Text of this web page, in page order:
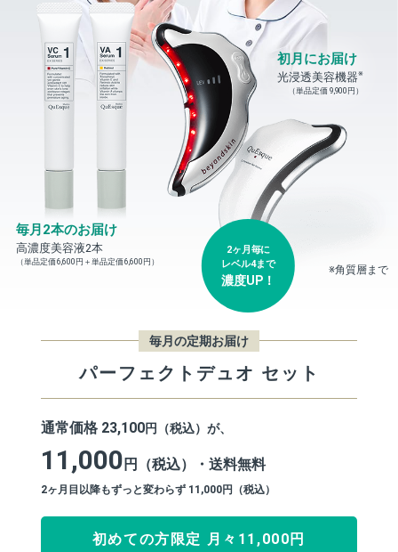
初月にお届け
光浸透美容機器※
（単品定価 9,900円）
2ヶ月毎に
レベル4まで
濃度UP！
毎月2本のお届け
高濃度美容液2本
（単品定価 6,600円＋単品定価 6,600円）
※角質層まで
毎月の定期お届け
パーフェクトデュオ セット
通常価格 23,100円（税込）が、
11,000 円（税込）・送料無料
2ヶ月目以降もずっと変わらず 11,000円（税込）
初めての方限定 月々11,000円